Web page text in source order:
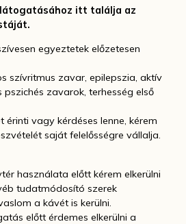
látogatásához itt találja az
egyeztetek előzetesen
szívritmus zavar, epilepszia, aktív
pszichés zavarok, terhesség első
érinti vagy kérdéses lenne, kérem
saját felelősségre vállalja.
használata előtt kérem elkerülni
tudatmódosító szerek
a kávét is kerülni.
előtt érdemes elkerülni a